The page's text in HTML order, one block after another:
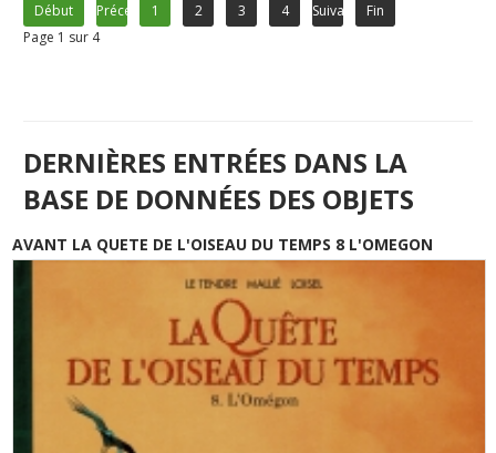
Début Précédent1 2 3 4 Suivant
Fin
Page 1 sur 4
DERNIÈRES ENTRÉES DANS LA
BASE DE DONNÉES DES OBJETS
AVANT LA QUETE DE L'OISEAU DU TEMPS 8 L'OMEGON